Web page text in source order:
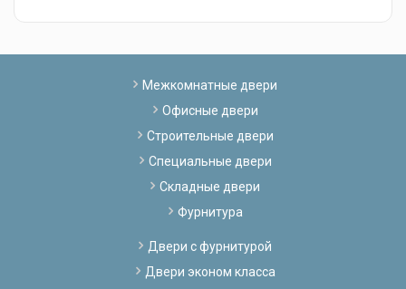
Межкомнатные двери
Офисные двери
Строительные двери
Специальные двери
Складные двери
Фурнитура
Двери с фурнитурой
Двери эконом класса